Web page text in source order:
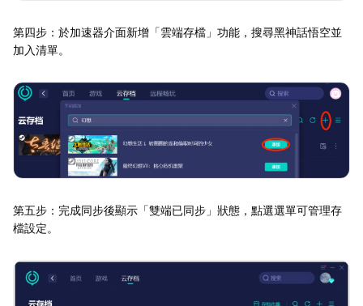
第四步：於加速器介面新增「雲端存檔」功能，搜尋黑神話悟空並
加入清單。
第五步：完成同步後顯示「雙端已同步」狀態，點選選單可管理存
檔設定。